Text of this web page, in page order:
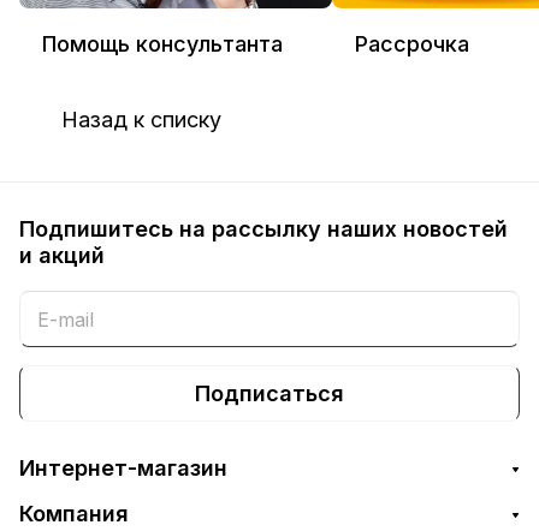
Помощь консультанта Рассрочка
Назад к списку
Подпишитесь на рассылку наших новостей
и акций
Подписаться
Интернет-магазин
Компания